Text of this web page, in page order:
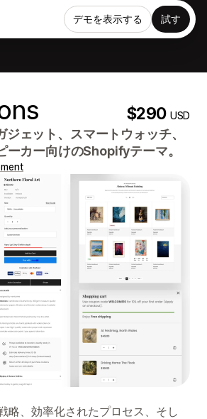
デモを表示する 試す
$290USD
ジェット、スマートウォッチ、
ーカー向けのShopifyテーマ。
略、効率化されたプロセス、そし